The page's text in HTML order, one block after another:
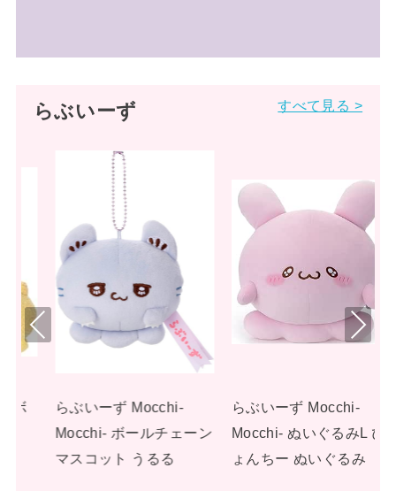
らぶいーず すべて見る >
らぶいーず Mocchi-
Mocchi- ぬいぐるみL ぴ
ょんちー ぬいぐるみ
らぶいーず Mocchi-
Mocchi- ぬいぐるみL す
もっぴ ぬいぐるみ
Pre
viou
Nex
t